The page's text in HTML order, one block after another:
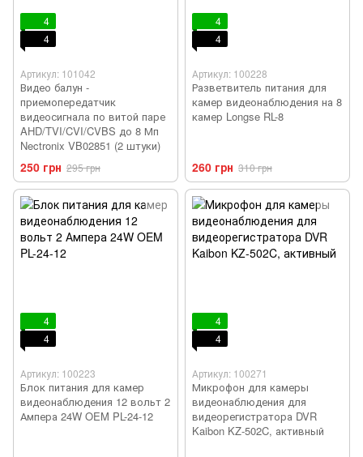
4
4
Артикул: 101042
Видео балун -
приемопередатчик
видеосигнала по витой паре
AHD/TVI/CVI/CVBS до 8 Мп
Nectronix VB02851 (2 штуки)
250 грн 295 грн
4
4
Артикул: 100228
Разветвитель питания для
камер видеонаблюдения на 8
камер Longse RL-8
260 грн 310 грн
4
4
Артикул: 100223
Блок питания для камер
видеонаблюдения 12 вольт 2
Ампера 24W OEM PL-24-12
4
4
Артикул: 100271
Микрофон для камеры
видеонаблюдения для
видеорегистратора DVR
Kaibon KZ-502C, активный